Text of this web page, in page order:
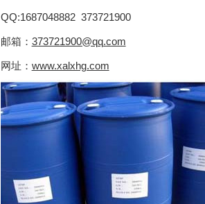
QQ:1687048882 373721900
邮箱： 373721900@qq.com
网址： www.xalxhg.com